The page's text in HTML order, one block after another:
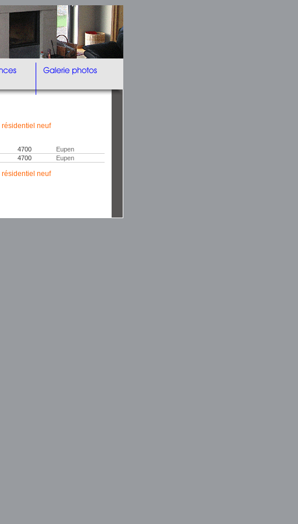
résidentiel neuf
4700
Eupen
4700 Eupen
résidentiel neuf